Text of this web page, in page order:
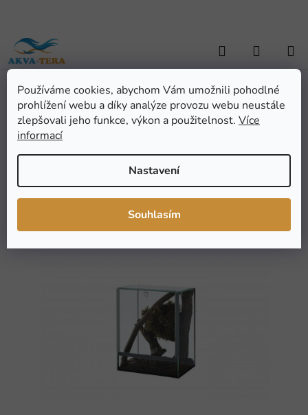
Používáme cookies, abychom Vám umožnili pohodlné
prohlížení webu a díky analýze provozu webu neustále
zlepšovali jeho funkce, výkon a použitelnost. Více
informací
Nastavení
Souhlasím
obsah
Hledat
KOŠÍK
Domů / TERARISTIKA / Výběr dle zvířat / Pavouci a štíři / Diversa
Terárium pro pavouky 15x15x20 cm
Diversa Terárium pro
pavouky 15x15x20 cm
hodnocení
0,0
Podrobnosti hodnocení
Značka:Diversa